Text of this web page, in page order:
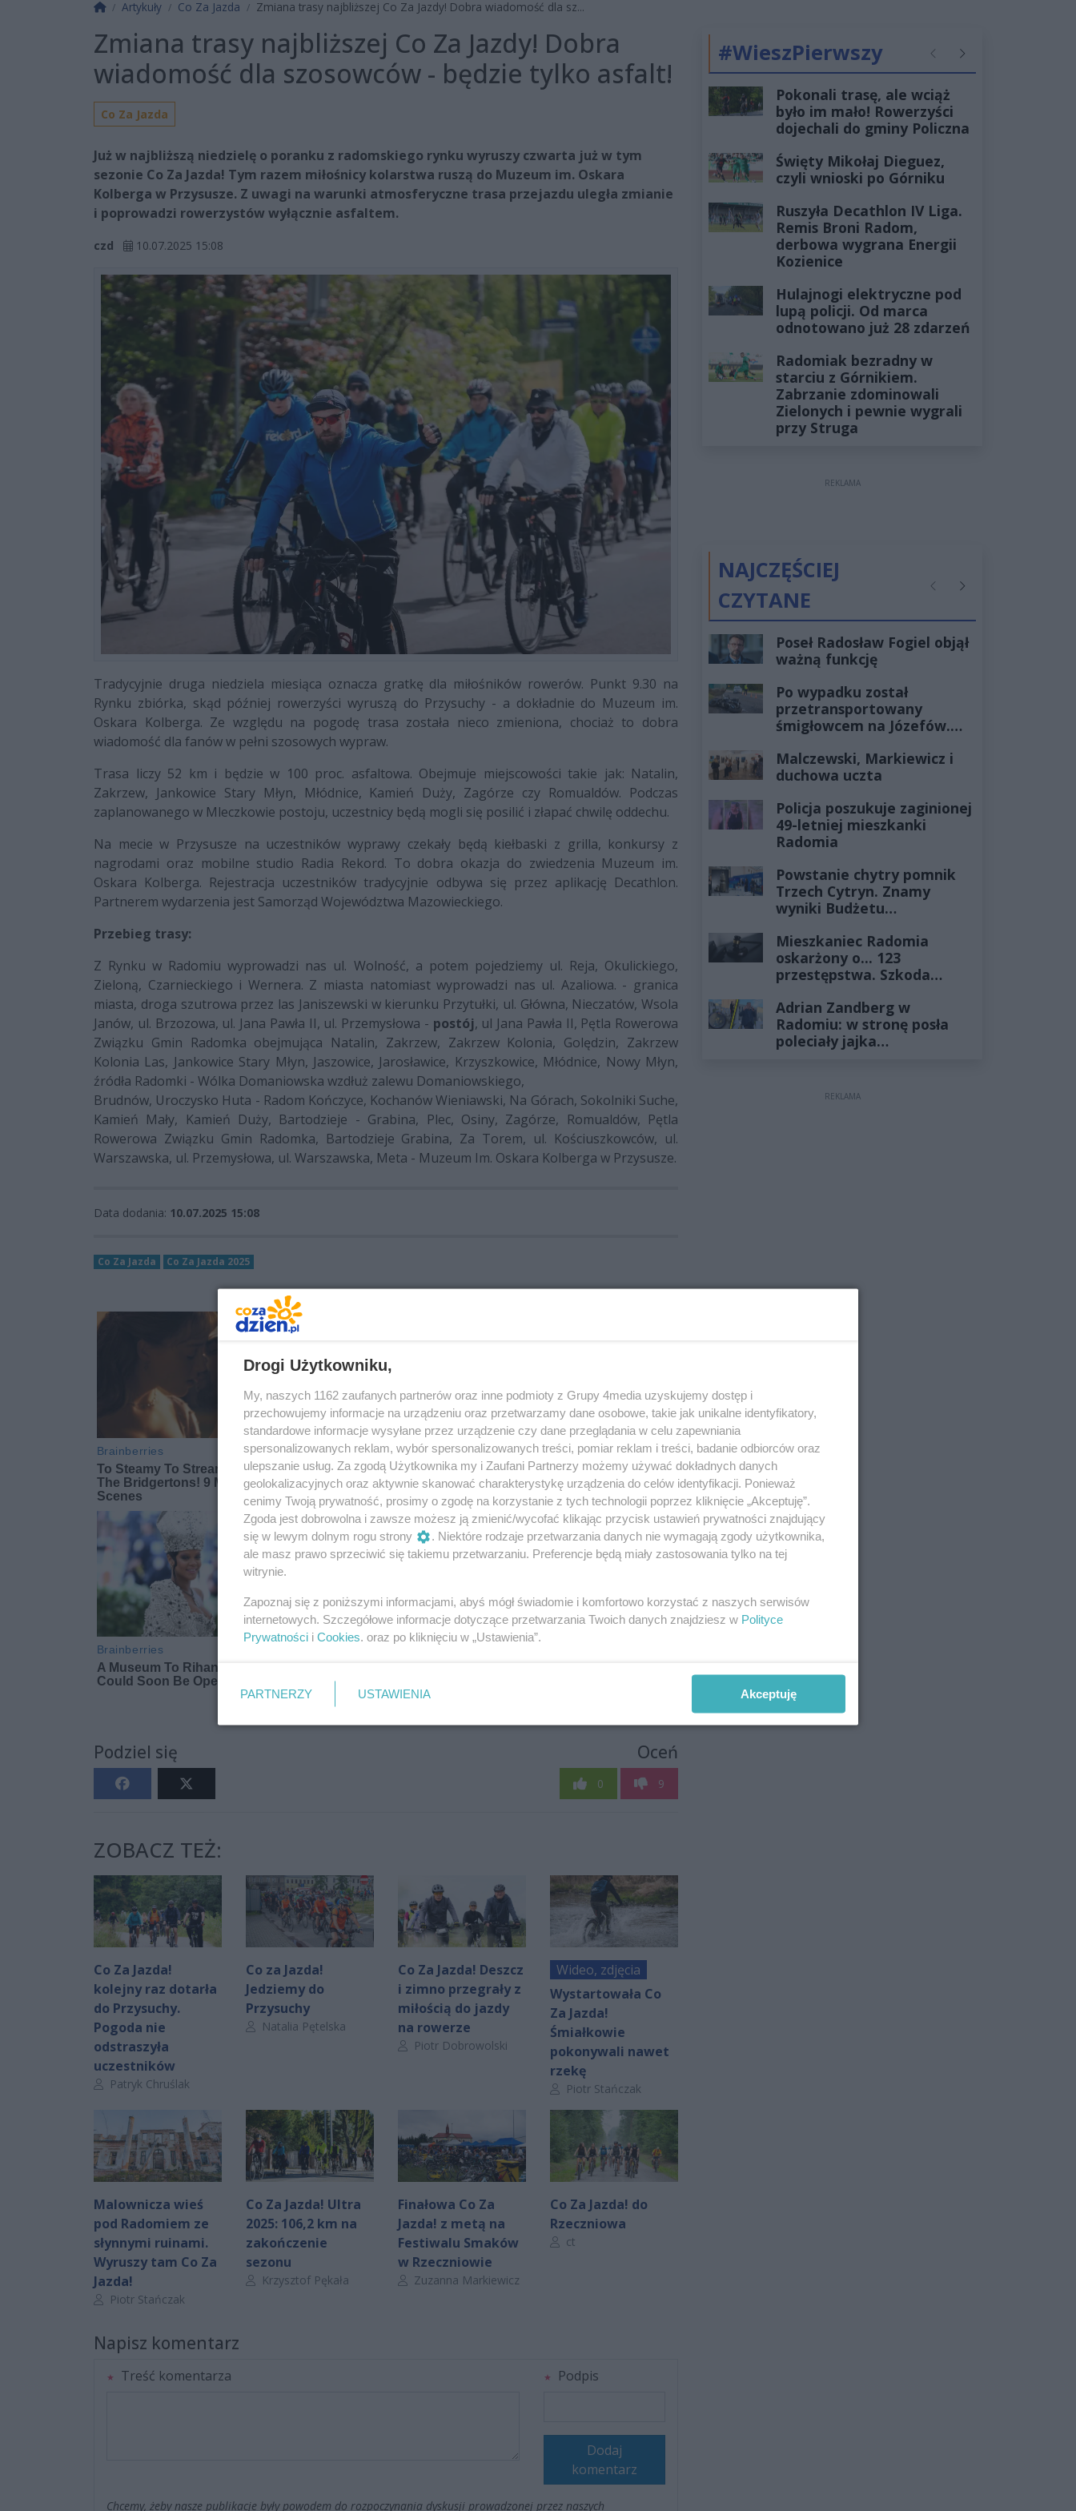
Strona główna
Artykuły Co Za Jazda Zmiana trasy najbliższej Co Za Jazdy! Dobra wiadomość dla sz...
Zmiana trasy najbliższej Co Za Jazdy! Dobra
wiadomość dla szosowców - będzie tylko asfalt!
Co Za Jazda
Już w najbliższą niedzielę o poranku z radomskiego rynku wyruszy czwarta już w tym
sezonie Co Za Jazda! Tym razem miłośnicy kolarstwa ruszą do Muzeum im. Oskara
Kolberga w Przysusze. Z uwagi na warunki atmosferyczne trasa przejazdu uległa zmianie
i poprowadzi rowerzystów wyłącznie asfaltem.
czd 10.07.2025 15:08
Tradycyjnie druga niedziela miesiąca oznacza gratkę dla miłośników rowerów. Punkt 9.30 na
Rynku zbiórka, skąd później rowerzyści wyruszą do Przysuchy - a dokładnie do Muzeum im.
Oskara Kolberga. Ze względu na pogodę trasa została nieco zmieniona, chociaż to dobra
wiadomość dla fanów w pełni szosowych wypraw.
Trasa liczy 52 km i będzie w 100 proc. asfaltowa. Obejmuje miejscowości takie jak: Natalin,
Zakrzew, Jankowice Stary Młyn, Młódnice, Kamień Duży, Zagórze czy Romualdów. Podczas
zaplanowanego w Mleczkowie postoju, uczestnicy będą mogli się posilić i złapać chwilę oddechu.
Na mecie w Przysusze na uczestników wyprawy czekały będą kiełbaski z grilla, konkursy z
nagrodami oraz mobilne studio Radia Rekord. To dobra okazja do zwiedzenia Muzeum im.
Oskara Kolberga. Rejestracja uczestników tradycyjnie odbywa się przez aplikację Decathlon.
Partnerem wydarzenia jest Samorząd Województwa Mazowieckiego.
Przebieg trasy:
Z Rynku w Radomiu wyprowadzi nas ul. Wolność, a potem pojedziemy ul. Reja, Okulickiego,
Zieloną, Czarnieckiego i Wernera. Z miasta natomiast wyprowadzi nas ul. Azaliowa. - granica
miasta, droga szutrowa przez las Janiszewski w kierunku Przytułki, ul. Główna, Nieczatów, Wsola
Janów, ul. Brzozowa, ul. Jana Pawła II, ul. Przemysłowa - postój, ul Jana Pawła II, Pętla Rowerowa
Związku Gmin Radomka obejmująca Natalin, Zakrzew, Zakrzew Kolonia, Golędzin, Zakrzew
Kolonia Las, Jankowice Stary Młyn, Jaszowice, Jarosławice, Krzyszkowice, Młódnice, Nowy Młyn,
źródła Radomki - Wólka Domaniowska wzdłuż zalewu Domaniowskiego,
Brudnów, Uroczysko Huta - Radom Kończyce, Kochanów Wieniawski, Na Górach, Sokolniki Suche,
Kamień Mały, Kamień Duży, Bartodzieje - Grabina, Plec, Osiny, Zagórze, Romualdów, Pętla
Rowerowa Związku Gmin Radomka, Bartodzieje Grabina, Za Torem, ul. Kościuszkowców, ul.
Warszawska, ul. Przemysłowa, ul. Warszawska, Meta - Muzeum Im. Oskara Kolberga w Przysusze.
Data dodania: 10.07.2025 15:08
Co Za Jazda Co Za Jazda 2025
Podziel się Oceń
0 9
ZOBACZ TEŻ:
Co Za Jazda!
kolejny raz dotarła
do Przysuchy.
Pogoda nie
odstraszyła
uczestników
Autor artykułu:
Patryk Chruślak
Co za Jazda!
Jedziemy do
Przysuchy
Autor artykułu:
Natalia Pętelska
Co Za Jazda! Deszcz
i zimno przegrały z
miłością do jazdy
na rowerze
Autor artykułu:
Piotr Dobrowolski
Wideo, zdjęcia
Wystartowała Co
Za Jazda!
Śmiałkowie
pokonywali nawet
rzekę
Autor artykułu:
Piotr Stańczak
Malownicza wieś
pod Radomiem ze
słynnymi ruinami.
Wyruszy tam Co Za
Jazda!
Autor artykułu:
Piotr Stańczak
Co Za Jazda! Ultra
2025: 106,2 km na
zakończenie
sezonu
Autor artykułu:
Krzysztof Pękała
Finałowa Co Za
Jazda! z metą na
Festiwalu Smaków
w Rzeczniowie
Autor artykułu:
Zuzanna Markiewicz
Co Za Jazda! do
Rzeczniowa
Autor artykułu:
ct
Napisz komentarz
Treść komentarza Podpis
Dodaj
komentarz
Chcemy, żeby nasze publikacje były powodem do rozpoczynania dyskusji prowadzonej przez naszych
#WieszPierwszy PoprzednieNastępne
Pokonali trasę, ale wciąż
było im mało! Rowerzyści
dojechali do gminy Policzna
Święty Mikołaj Dieguez,
czyli wnioski po Górniku
Ruszyła Decathlon IV Liga.
Remis Broni Radom,
derbowa wygrana Energii
Kozienice
Hulajnogi elektryczne pod
lupą policji. Od marca
odnotowano już 28 zdarzeń
Radomiak bezradny w
starciu z Górnikiem.
Zabrzanie zdominowali
Zielonych i pewnie wygrali
przy Struga
REKLAMA
NAJCZĘŚCIEJ
CZYTANE
PoprzednieNastępne
Poseł Radosław Fogiel objął
ważną funkcję
Po wypadku został
przetransportowany
śmigłowcem na Józefów.
żyłach
Malczewski, Markiewicz i
duchowa uczta
Policja poszukuje zaginionej
49-letniej mieszkanki
Radomia
Powstanie chytry pomnik
Trzech Cytryn. Znamy
wyniki Budżetu
Mieszkaniec Radomia
oskarżony o... 123
przestępstwa. Szkoda
złotych
Adrian Zandberg w
Radomiu: w stronę posła
poleciały jajka…
REKLAMA
Drogi Użytkowniku,
My, naszych 1162 zaufanych partnerów oraz inne podmioty z Grupy 4media uzyskujemy dostęp i
przechowujemy informacje na urządzeniu oraz przetwarzamy dane osobowe, takie jak unikalne identyfikatory,
standardowe informacje wysyłane przez urządzenie czy dane przeglądania w celu zapewniania
spersonalizowanych reklam, wybór spersonalizowanych treści, pomiar reklam i treści, badanie odbiorców oraz
ulepszanie usług. Za zgodą Użytkownika my i Zaufani Partnerzy możemy używać dokładnych danych
geolokalizacyjnych oraz aktywnie skanować charakterystykę urządzenia do celów identyfikacji. Ponieważ
cenimy Twoją prywatność, prosimy o zgodę na korzystanie z tych technologii poprzez kliknięcie „Akceptuję”.
Zgoda jest dobrowolna i zawsze możesz ją zmienić/wycofać klikając przycisk ustawień prywatności znajdujący
się w lewym dolnym rogu strony
. Niektóre rodzaje przetwarzania danych nie wymagają zgody użytkownika,
ale masz prawo sprzeciwić się takiemu przetwarzaniu. Preferencje będą miały zastosowania tylko na tej
witrynie.
Zapoznaj się z poniższymi informacjami, abyś mógł świadomie i komfortowo korzystać z naszych serwisów
internetowych. Szczegółowe informacje dotyczące przetwarzania Twoich danych znajdziesz w Polityce
Prywatności i Cookies. oraz po kliknięciu w „Ustawienia”.
PARTNERZY USTAWIENIA Akceptuję